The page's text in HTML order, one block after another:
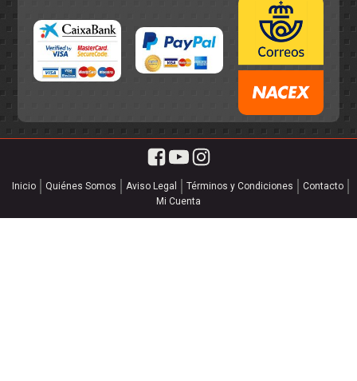
Inicio Quiénes Somos Aviso Legal Términos y Condiciones
Contacto
Mi Cuenta